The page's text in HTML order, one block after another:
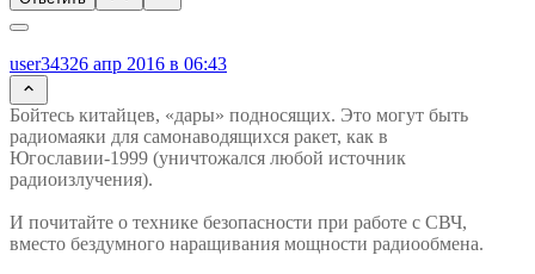
user34326 апр 2016 в 06:43
Бойтесь китайцев, «дары» подносящих. Это могут быть
радиомаяки для самонаводящихся ракет, как в
Югославии-1999 (уничтожался любой источник
радиоизлучения).
И почитайте о технике безопасности при работе с СВЧ,
вместо бездумного наращивания мощности радиообмена.